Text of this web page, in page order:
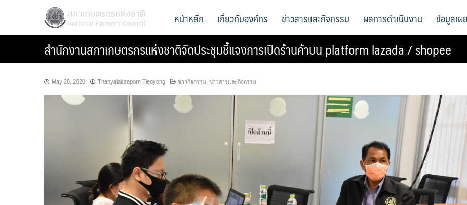
สภาเกษตรกรแห่งชาติ
National Farmers Council หน้าหลัก เกี่ยวกับองค์กร ข่าวสารและกิจกรรม ผลการดำเนินงาน ข้อมูลเ
สำนักงานสภาเกษตรกรแห่งชาติจัดประชุมชี้แจงการเปิดร้านค้าบน platform lazada / shopee
May 20, 2020 Thanyalaksaporn Tieoyong ข่าวกิจกรรม ข่าวสารและกิจกรรม